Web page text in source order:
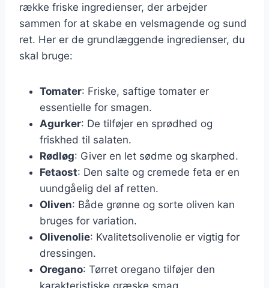
række friske ingredienser, der arbejder
sammen for at skabe en velsmagende og sund
ret. Her er de grundlæggende ingredienser, du
skal bruge:
Tomater: Friske, saftige tomater er
essentielle for smagen.
Agurker: De tilføjer en sprødhed og
friskhed til salaten.
Rødløg: Giver en let sødme og skarphed.
Fetaost: Den salte og cremede feta er en
uundgåelig del af retten.
Oliven: Både grønne og sorte oliven kan
bruges for variation.
Olivenolie: Kvalitetsolivenolie er vigtig for
dressingen.
Oregano: Tørret oregano tilføjer den
karakteristiske græske smag.